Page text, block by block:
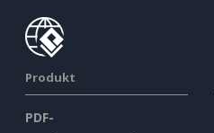
Produkt
PDF-